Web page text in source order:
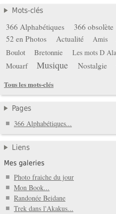
Mots-clés
366 Alphabétiques 366 obsolète
52 en Photos
Actualité Amis
Boulot
Bretonnie Les mots D
Mouarf Musique Nostalgie
Tous les mots-clés
Pages
366 Alphabétiques...
Liens
Mes galeries
Photo fraiche du jour
Mon Book...
Randonée Beidane
Trek dans l'Akakus...